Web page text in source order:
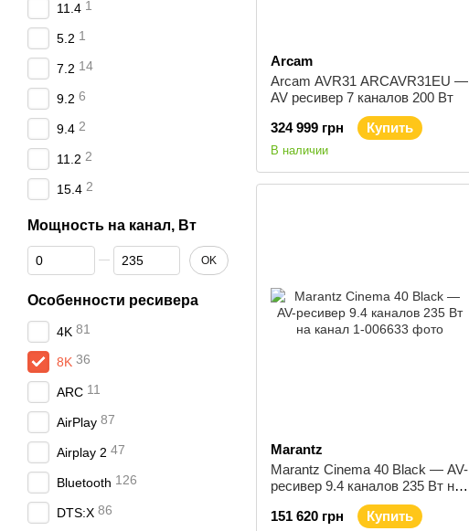
Arcam
Arcam AVR31 ARCAVR31EU —
AV ресивер 7 каналов 200 Вт
324 999 грн
Купить
В наличии
Marantz
Marantz Cinema 40 Black — AV-
ресивер 9.4 каналов 235 Вт на
151 620 грн
Купить
11.4 1
5.2 1
7.2 14
9.2 6
9.4 2
11.2 2
15.4 2
Мощность на канал, Вт
От Мощность на канал, Вт
До Мощность на канал, Вт OK
Особенности ресивера
4K 81
8K 36
ARC 11
AirPlay 87
Airplay 2 47
Bluetooth 126
DTS:X 86